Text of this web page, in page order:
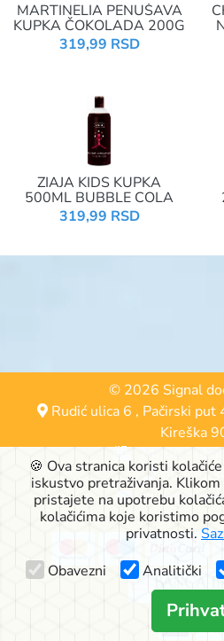
MARTINELIA PENUŠAVA
KUPKA ČOKOLADA 200G
319,99 RSD
ZIAJA KIDS KUPKA
500ML BUBBLE COLA
319,99 RSD
© 2026 Signal
Rudić ulica 6 , Pačirski put
Kireška
24000
063-
🍪 Ova stranica koristi
iskustvo pretraživanja.
pristajete na upotrebu
kolačićima koje koristimo
privatnosti.
Obavezni
Analitički